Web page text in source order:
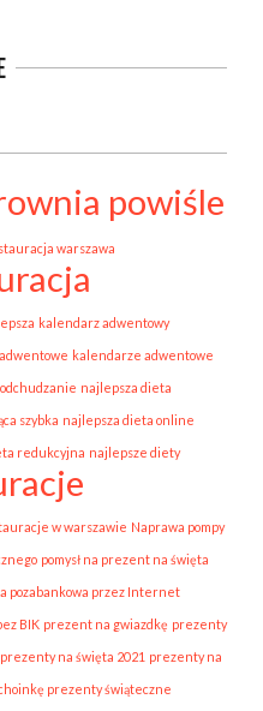
powiśle
warszawa
kalendarz adwentowy
kalendarze adwentowe
najlepsza dieta
szybka najlepsza dieta online
redukcyjna najlepsze diety
w warszawie Naprawa pompy
pomysł na prezent na święta
pozabankowa przez Internet
BIK prezent na gwiazdkę prezenty
prezenty na święta 2021 prezenty na
prezenty świąteczne